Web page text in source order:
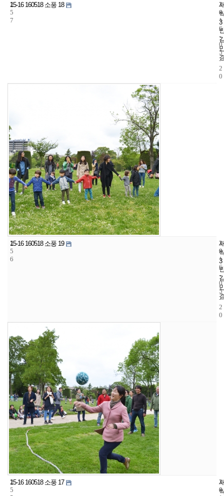
2
5
7
15-16 160518 소풍 18
3
3
6
2
0
1
6
-
0
5
-
2
0
2
5
6
15-16 160518 소풍 19
3
3
9
2
0
1
6
-
0
5
-
2
0
2
5
15-16 160518 소풍 17
3
0
2
0